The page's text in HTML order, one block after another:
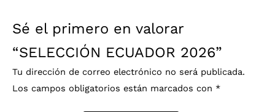
Sé el primero en valorar
“SELECCIÓN ECUADOR 2026”
Tu dirección de correo electrónico no será publicada.
Los campos obligatorios están marcados con *